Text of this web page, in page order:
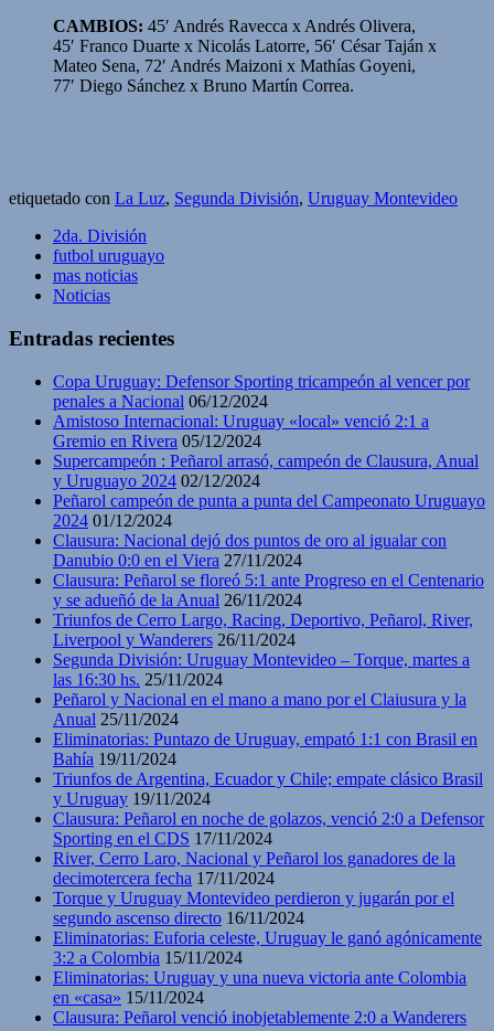
CAMBIOS: 45′ Andrés Ravecca x Andrés Olivera,
45′ Franco Duarte x Nicolás Latorre, 56′ César Taján x
Mateo Sena, 72′ Andrés Maizoni x Mathías Goyeni,
77′ Diego Sánchez x Bruno Martín Correa.
etiquetado con La Luz, Segunda División, Uruguay Montevideo
2da. División
futbol uruguayo
mas noticias
Noticias
Entradas recientes
Copa Uruguay: Defensor Sporting tricampeón al vencer por
penales a Nacional 06/12/2024
Amistoso Internacional: Uruguay «local» venció 2:1 a
Gremio en Rivera 05/12/2024
Supercampeón : Peñarol arrasó, campeón de Clausura, Anual
y Uruguayo 2024 02/12/2024
Peñarol campeón de punta a punta del Campeonato Uruguayo
2024 01/12/2024
Clausura: Nacional dejó dos puntos de oro al igualar con
Danubio 0:0 en el Viera 27/11/2024
Clausura: Peñarol se floreó 5:1 ante Progreso en el Centenario
y se adueñó de la Anual 26/11/2024
Triunfos de Cerro Largo, Racing, Deportivo, Peñarol, River,
Liverpool y Wanderers 26/11/2024
Segunda División: Uruguay Montevideo – Torque, martes a
las 16:30 hs. 25/11/2024
Peñarol y Nacional en el mano a mano por el Claiusura y la
Anual 25/11/2024
Eliminatorias: Puntazo de Uruguay, empató 1:1 con Brasil en
Bahía 19/11/2024
Triunfos de Argentina, Ecuador y Chile; empate clásico Brasil
y Uruguay 19/11/2024
Clausura: Peñarol en noche de golazos, venció 2:0 a Defensor
Sporting en el CDS 17/11/2024
River, Cerro Laro, Nacional y Peñarol los ganadores de la
decimotercera fecha 17/11/2024
Torque y Uruguay Montevideo perdieron y jugarán por el
segundo ascenso directo 16/11/2024
Eliminatorias: Euforia celeste, Uruguay le ganó agónicamente
3:2 a Colombia 15/11/2024
Eliminatorias: Uruguay y una nueva victoria ante Colombia
en «casa» 15/11/2024
Clausura: Peñarol venció inobjetablemente 2:0 a Wanderers